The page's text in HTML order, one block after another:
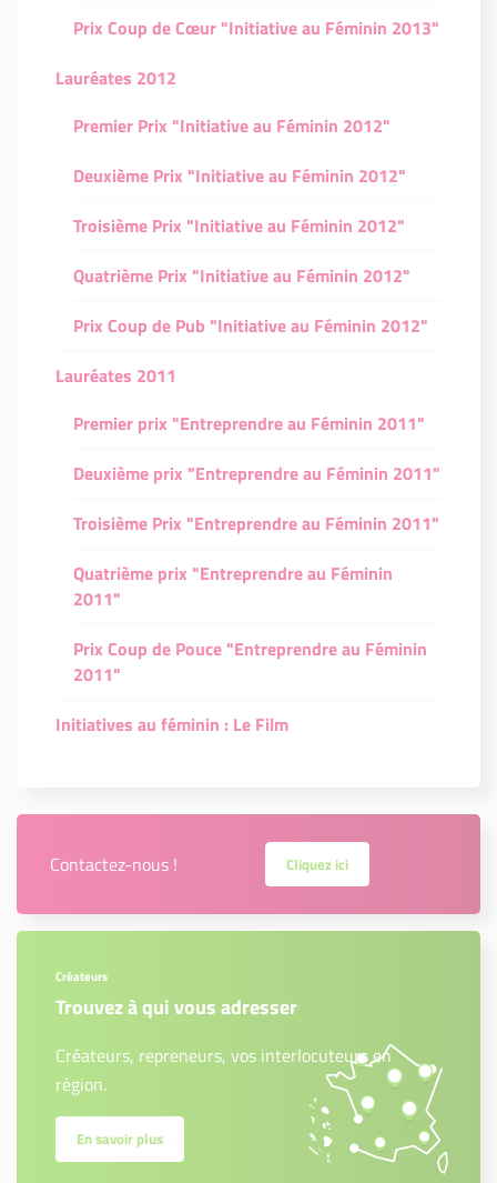
Prix Coup de Cœur "Initiative au Féminin 2013"
Lauréates 2012
Premier Prix "Initiative au Féminin 2012"
Deuxième Prix "Initiative au Féminin 2012"
Troisième Prix "Initiative au Féminin 2012"
Quatrième Prix "Initiative au Féminin 2012"
Prix Coup de Pub "Initiative au Féminin 2012"
Lauréates 2011
Premier prix "Entreprendre au Féminin 2011"
Deuxième prix "Entreprendre au Féminin 2011"
Troisième Prix "Entreprendre au Féminin 2011"
Quatrième prix "Entreprendre au Féminin
2011"
Prix Coup de Pouce "Entreprendre au Féminin
2011"
Initiatives au féminin : Le Film
Contactez-nous ! Cliquez ici
Créateurs
Trouvez à qui vous adresser
Créateurs, repreneurs, vos interlocuteurs en
région.
En savoir plus